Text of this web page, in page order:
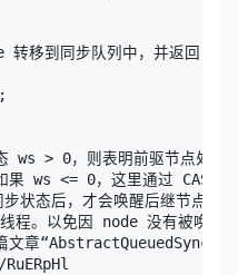
移到同步队列中，并返回
ws > 0，则表明前驱节点处于
果 ws <= 0，这里通过 CAS
状态后，才会唤醒后继节点
。以免因 node 没有被唤醒
文章
RuERpHl